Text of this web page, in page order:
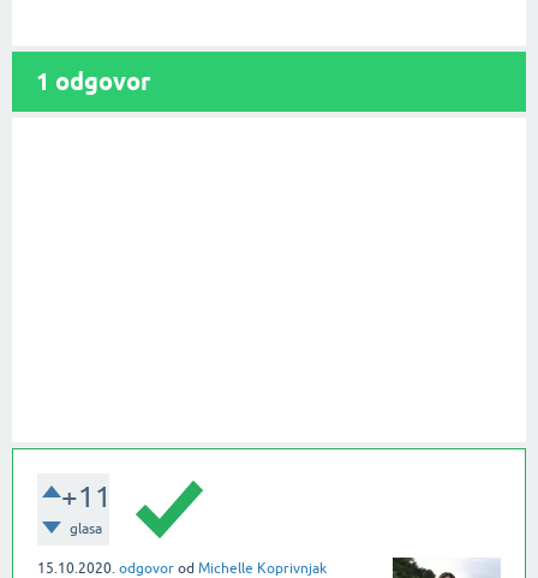
1 odgovor
+11
glasa
15.10.2020. odgovor od Michelle Koprivnjak